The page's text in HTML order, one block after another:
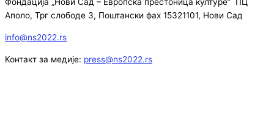
Фондација „Нови Сад – Европска престоница културе” ПЦ
Аполо, Трг слободе 3, Поштански фах 15321101, Нови Сад
info@ns2022.rs
Контакт за медије: press@ns2022.rs